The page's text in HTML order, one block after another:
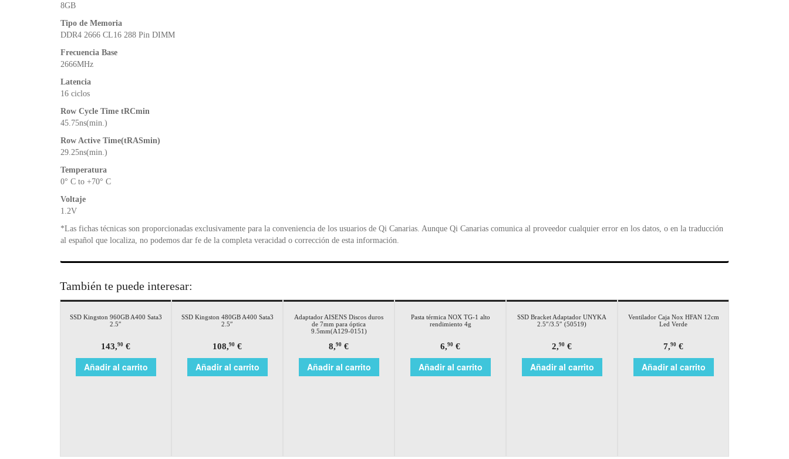
8GB
Tipo de Memoria
DDR4 2666 CL16 288 Pin DIMM
Frecuencia Base
2666MHz
Latencia
16 ciclos
Row Cycle Time tRCmin
45.75ns(min.)
Row Active Time(tRASmin)
29.25ns(min.)
Temperatura
0° C to +70° C
Voltaje
1.2V
*Las fichas técnicas son proporcionadas exclusivamente para la conveniencia de los usuarios de Qi Canarias. Aunque Qi Canarias comunica al proveedor cualquier error en los datos, o en la traducción
al español que localiza, no podemos dar fe de la completa veracidad o corrección de esta información.
También te puede interesar:
SSD Kingston 960GB A400 Sata3
2.5″
143,90 €
Añadir al carrito
SSD Kingston 480GB A400 Sata3
2.5″
108,90 €
Añadir al carrito
Adaptador AISENS Discos duros
de 7mm para óptica
9.5mm(A129-0151)
8,90 €
Añadir al carrito
Pasta térmica NOX TG-1 alto
rendimiento 4g
6,90 €
Añadir al carrito
SSD Bracket Adaptador UNYKA
2.5″/3.5″ (50519)
2,90 €
Añadir al carrito
Ventilador Caja Nox HFAN 12cm
Led Verde
7,90 €
Añadir al carrito